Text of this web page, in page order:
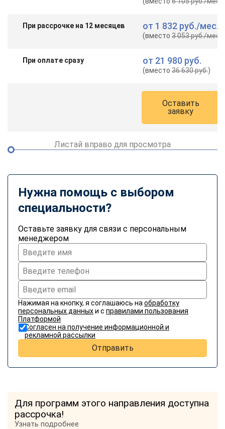
При рассрочке на 12 месяцев от 1 832 руб./мес.
(вместо3 053 руб./мес.
При оплате сразу от 21 980 руб.
(вместо36 630 руб.)
Оставить
заявку
Листай вправо для просмотра
Нужна помощь с выбором
специальности?
Оставьте заявку для связи с персональным
менеджером
Нажимая на кнопку, я соглашаюсь на обработку
персональных данныхи с правилами пользования
Платформой
Согласен на получение информационной и
рекламной рассылки
Отправить
Для программ этого направления доступна
рассрочка!
Узнать подробнее